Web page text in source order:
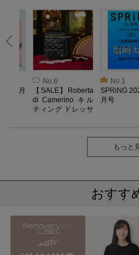
年9月
No.6
【SALE】Roberta
di Camerino キル
ティング ドレッサ
No.1
SPRiNG
月号
もっと
おすす